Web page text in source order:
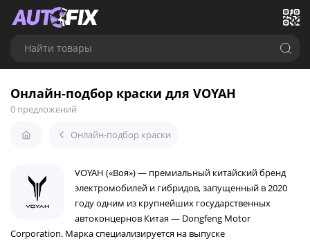
Найти товары
Онлайн-подбор краски для VOYAH
0 предложений
Онлайн-подбор краски
VOYAH («Воя») — премиальный китайский бренд
электромобилей и гибридов, запущенный в 2020
году одним из крупнейших государственных
автоконцернов Китая — Dongfeng Motor
Corporation. Марка специализируется на выпуске